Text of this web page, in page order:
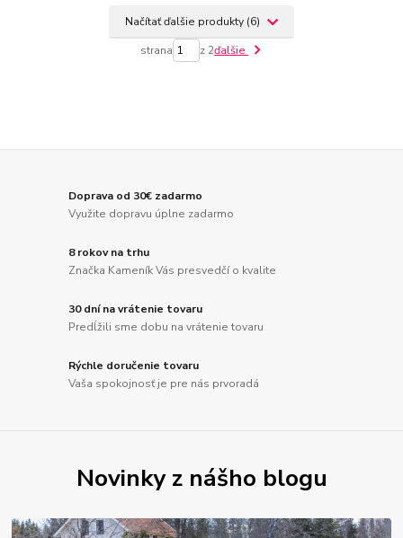
Načítať ďalšie produkty (6)
strana z 2ďalšie
Doprava od 30€ zadarmo
Využite dopravu úplne zadarmo
8 rokov na trhu
Značka Kameník Vás presvedčí o kvalite
30 dní na vrátenie tovaru
Predĺžili sme dobu na vrátenie tovaru
Rýchle doručenie tovaru
Vaša spokojnosť je pre nás prvoradá
Novinky z nášho blogu